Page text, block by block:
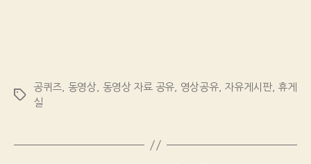
Tags
공퀴즈 동영상 동영상 자료 공유 영상공유, 자유게시판, 휴게
실